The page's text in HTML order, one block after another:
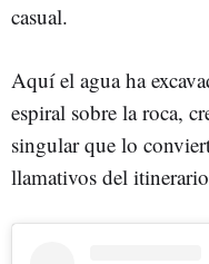
casual.
Aquí el agua ha
espiral sobre la roca,
singular que lo
llamativos del